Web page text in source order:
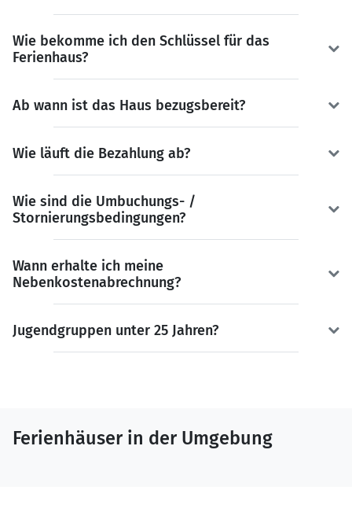
Wie bekomme ich den Schlüssel für das
Ferienhaus?
Ab wann ist das Haus bezugsbereit?
Wie läuft die Bezahlung ab?
Wie sind die Umbuchungs- /
Stornierungsbedingungen?
Wann erhalte ich meine
Nebenkostenabrechnung?
Jugendgruppen unter 25 Jahren?
Ferienhäuser in der Umgebung